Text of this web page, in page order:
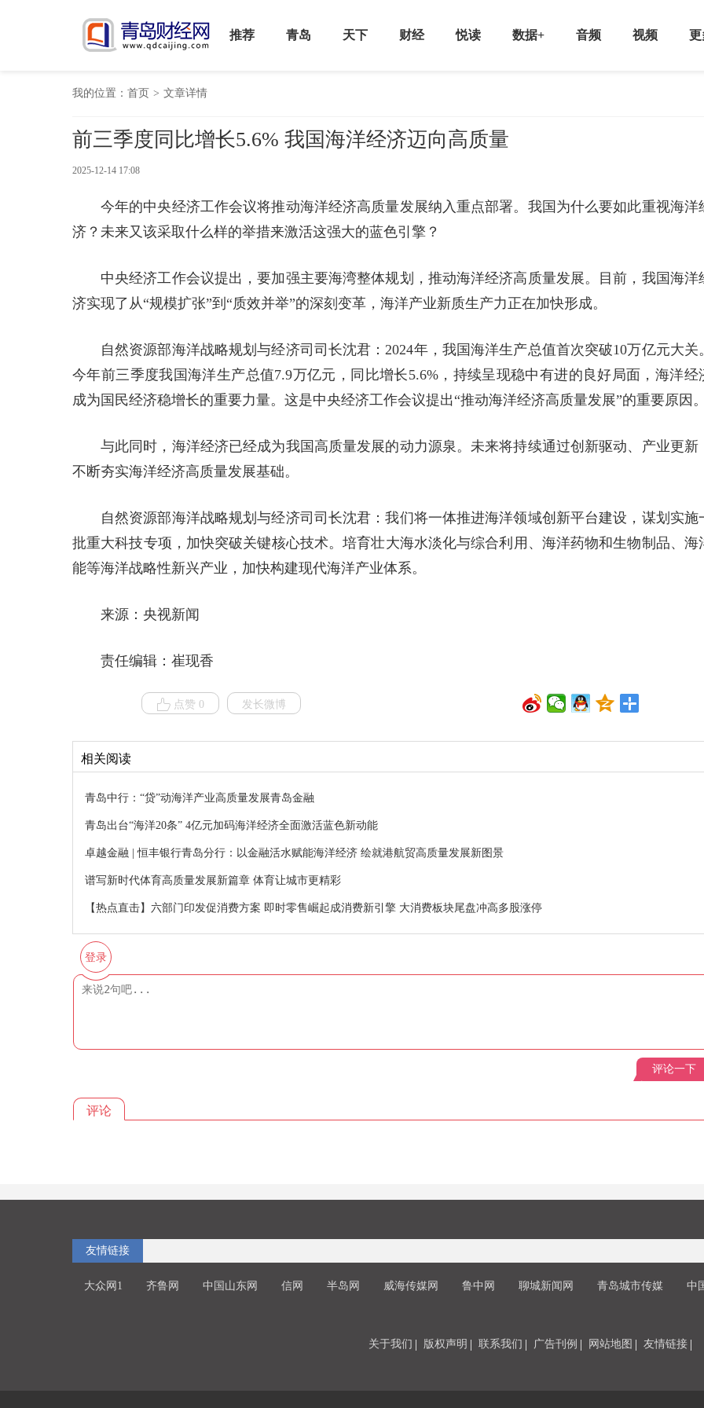
推荐 青岛 天下 财经 悦读 数据+ 音频 视频 更
我的位置： 首页 > 文章详情
前三季度同比增长5.6% 我国海洋经济迈向高质量
2025-12-14 17:08
今年的中央经济工作会议将推动海洋经济高质量发展纳入重点部署。我国为什么要如此重视海洋
济？未来又该采取什么样的举措来激活这强大的蓝色引擎？
中央经济工作会议提出，要加强主要海湾整体规划，推动海洋经济高质量发展。目前，我国海洋
济实现了从“规模扩张”到“质效并举”的深刻变革，海洋产业新质生产力正在加快形成。
自然资源部海洋战略规划与经济司司长沈君：2024年，我国海洋生产总值首次突破10万亿元大关。
今年前三季度我国海洋生产总值7.9万亿元，同比增长5.6%，持续呈现稳中有进的良好局面，海洋经
成为国民经济稳增长的重要力量。这是中央经济工作会议提出“推动海洋经济高质量发展”的重要原因。
与此同时，海洋经济已经成为我国高质量发展的动力源泉。未来将持续通过创新驱动、产业更新
不断夯实海洋经济高质量发展基础。
自然资源部海洋战略规划与经济司司长沈君：我们将一体推进海洋领域创新平台建设，谋划实施
批重大科技专项，加快突破关键核心技术。培育壮大海水淡化与综合利用、海洋药物和生物制品、海
能等海洋战略性新兴产业，加快构建现代海洋产业体系。
来源：央视新闻
责任编辑：崔现香
点赞 0 发长微博
相关阅读
青岛中行：“贷”动海洋产业高质量发展青岛金融
青岛出台“海洋20条” 4亿元加码海洋经济全面激活蓝色新动能
卓越金融 | 恒丰银行青岛分行：以金融活水赋能海洋经济 绘就港航贸高质量发展新图景
谱写新时代体育高质量发展新篇章 体育让城市更精彩
【热点直击】六部门印发促消费方案 即时零售崛起成消费新引擎 大消费板块尾盘冲高多股涨停
登录
评论一下
评论
友情链接
大众网1 齐鲁网 中国山东网 信网 半岛网 威海传媒网 鲁中网 聊城新闻网 青岛城市传媒 中
关于我们 版权声明 联系我们 广告刊例 网站地图 友情链接